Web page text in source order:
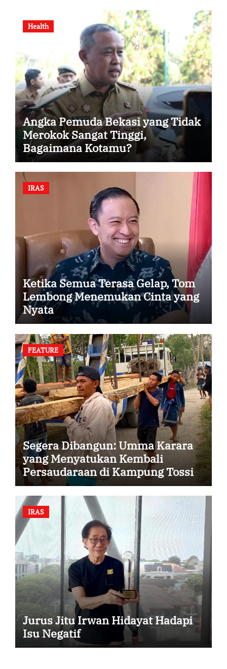
Health
Angka Pemuda Bekasi yang Tidak
Merokok Sangat Tinggi,
Bagaimana Kotamu?
IRAS
Ketika Semua Terasa Gelap, Tom
Lembong Menemukan Cinta yang
Nyata
FEATURE
Segera Dibangun: Umma Karara
yang Menyatukan Kembali
Persaudaraan di Kampung Tossi
IRAS
Jurus Jitu Irwan Hidayat Hadapi
Isu Negatif